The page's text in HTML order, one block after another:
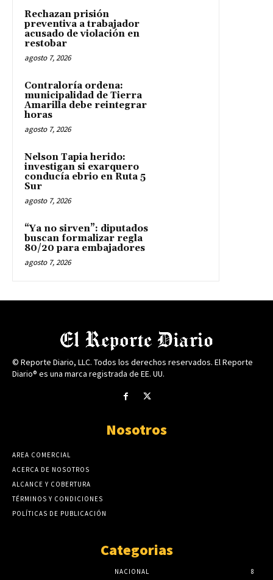
Rechazan prisión
preventiva a trabajador
acusado de violación en
restobar
agosto 7, 2026
Contraloría ordena:
municipalidad de Tierra
Amarilla debe reintegrar
horas
agosto 7, 2026
Nelson Tapia herido:
investigan si exarquero
conducía ebrio en Ruta 5
Sur
agosto 7, 2026
“Ya no sirven”: diputados
buscan formalizar regla
80/20 para embajadores
agosto 7, 2026
© Reporte Diario, LLC. Todos los derechos reservados. El Reporte
Diario® es una marca registrada de EE. UU.
Nosotros
AREA COMERCIAL
ACERCA DE NOSOTROS
ALCANCE Y COBERTURA
TÉRMINOS Y CONDICIONES
POLÍTICAS DE PUBLICACIÓN
Categorias
NACIONAL 8